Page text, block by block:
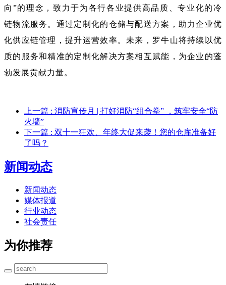
向”的理念，致力于为各行各业提供高品质、专业化的冷
链物流服务。通过定制化的仓储与配送方案，助力企业优
化供应链管理，提升运营效率。未来，罗牛山将持续以优
质的服务和精准的定制化解决方案相互赋能，为企业的蓬
勃发展贡献力量。
上一篇 : 消防宣传月 | 打好消防“组合拳” ，筑牢安全“防
火墙”
下一篇 : 双十一狂欢、年终大促来袭！您的仓库准备好
了吗？
新闻动态
新闻动态
媒体报道
行业动态
社会责任
为你推荐